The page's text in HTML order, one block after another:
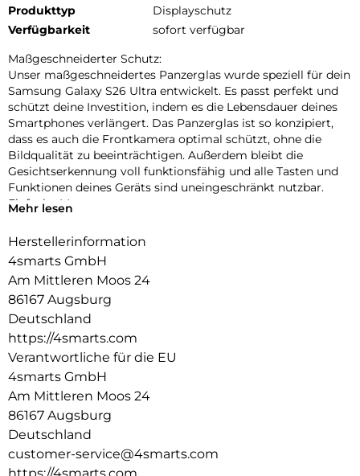
Produkttyp
Displayschutz
Verfügbarkeit
sofort verfügbar
Maßgeschneiderter Schutz:
Unser maßgeschneidertes Panzerglas wurde speziell für dein
Samsung Galaxy S26 Ultra entwickelt. Es passt perfekt und
schützt deine Investition, indem es die Lebensdauer deines
Smartphones verlängert. Das Panzerglas ist so konzipiert,
dass es auch die Frontkamera optimal schützt, ohne die
Bildqualität zu beeinträchtigen. Außerdem bleibt die
Gesichtserkennung voll funktionsfähig und alle Tasten und
Funktionen deines Geräts sind uneingeschränkt nutzbar.
Einfache Montage:
einfacher zu montieren als eine Panzerfolie. Mit dem
staubfrei anbringen. Und wenn es Zeit ist, das Glas
auszutauschen, ist das genauso einfach. Mit unserem Second
Glass erhalten Sie einen effektiven und benutzerfreundlichen
Displayschutz für Ihr mobiles Gerät.
Kristallklare Qualität:
Der Displayschutz bietet nicht nur optimalen Schutz für dein
Smartphone, sondern garantiert auch die uneingeschränkte
Nutzung des Touchscreens. Trotz seiner Robustheit bleibt
der Displayschutz mit einer Transparenz von 99,99% nahezu
unsichtbar und beeinträchtigt die Bildqualität nicht.
Gleichzeitig bleibt der Touchscreen voll reaktionsfähig, so
Höchste Robustheit:
Mehr lesen
Herstellerinformation
4smarts GmbH
Am Mittleren Moos 24
86167 Augsburg
Deutschland
https://4smarts.com
Verantwortliche für die EU
4smarts GmbH
Am Mittleren Moos 24
86167 Augsburg
Deutschland
customer-service@4smarts.com